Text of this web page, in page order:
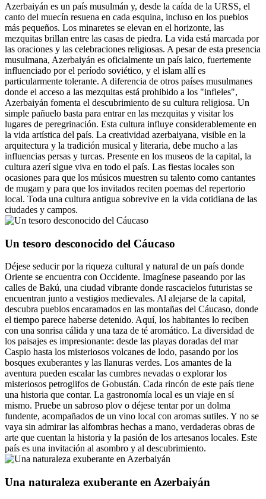
Azerbaiyán es un país musulmán y, desde la caída de la URSS, el
canto del muecín resuena en cada esquina, incluso en los pueblos
más pequeños. Los minaretes se elevan en el horizonte, las
mezquitas brillan entre las casas de piedra. La vida está marcada por
las oraciones y las celebraciones religiosas. A pesar de esta presencia
musulmana, Azerbaiyán es oficialmente un país laico, fuertemente
influenciado por el período soviético, y el islam allí es
particularmente tolerante. A diferencia de otros países musulmanes
donde el acceso a las mezquitas está prohibido a los "infieles",
Azerbaiyán fomenta el descubrimiento de su cultura religiosa. Un
simple pañuelo basta para entrar en las mezquitas y visitar los
lugares de peregrinación. Esta cultura influye considerablemente en
la vida artística del país. La creatividad azerbaiyana, visible en la
arquitectura y la tradición musical y literaria, debe mucho a las
influencias persas y turcas. Presente en los museos de la capital, la
cultura azerí sigue viva en todo el país. Las fiestas locales son
ocasiones para que los músicos muestren su talento como cantantes
de mugam y para que los invitados reciten poemas del repertorio
local. Toda una cultura antigua sobrevive en la vida cotidiana de las
ciudades y campos.
Un tesoro desconocido del Cáucaso
Déjese seducir por la riqueza cultural y natural de un país donde
Oriente se encuentra con Occidente. Imagínese paseando por las
calles de Bakú, una ciudad vibrante donde rascacielos futuristas se
encuentran junto a vestigios medievales. Al alejarse de la capital,
descubra pueblos encaramados en las montañas del Cáucaso, donde
el tiempo parece haberse detenido. Aquí, los habitantes lo reciben
con una sonrisa cálida y una taza de té aromático. La diversidad de
los paisajes es impresionante: desde las playas doradas del mar
Caspio hasta los misteriosos volcanes de lodo, pasando por los
bosques exuberantes y las llanuras verdes. Los amantes de la
aventura pueden escalar las cumbres nevadas o explorar los
misteriosos petroglifos de Gobustán. Cada rincón de este país tiene
una historia que contar. La gastronomía local es un viaje en sí
mismo. Pruebe un sabroso plov o déjese tentar por un dolma
fundente, acompañados de un vino local con aromas sutiles. Y no se
vaya sin admirar las alfombras hechas a mano, verdaderas obras de
arte que cuentan la historia y la pasión de los artesanos locales. Este
país es una invitación al asombro y al descubrimiento.
Una naturaleza exuberante en Azerbaiyán